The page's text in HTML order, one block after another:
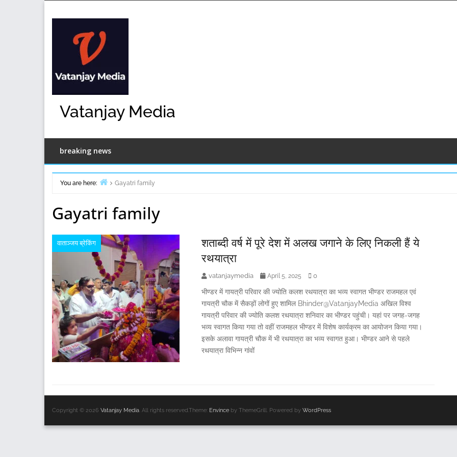
Vatanjay Media
breaking news
You are here:
Gayatri family
Gayatri family
वाताञ्जय ब्रेकिंग
शताब्दी वर्ष में पूरे देश में अलख जगाने के लिए निकली हैं ये
रथयात्रा
vatanjaymedia April 5, 2025 0
भीण्डर में गायत्री परिवार की ज्योति कलश रथयात्रा का भव्य स्वागत भीण्डर राजमहल एवं
गायत्री चौक में सैकड़ों लोगों हुए शामिल Bhinder@VatanjayMedia अखिल विश्व
गायत्री परिवार की ज्योति कलश रथयात्रा शनिवार का भीण्डर पहुंची। यहां पर जगह-जगह
भव्य स्वागत किया गया तो वहीं राजमहल भीण्डर में विशेष कार्यक्रम का आयोजन किया गया।
इसके अलावा गायत्री चौक में भी रथयात्रा का भव्य स्वागत हुआ। भीण्डर आने से पहले
रथयात्रा विभिन्न गांवों
Copyright © 2026 Vatanjay Media. All rights reserved.Theme: Envince by ThemeGrill. Powered by WordPress